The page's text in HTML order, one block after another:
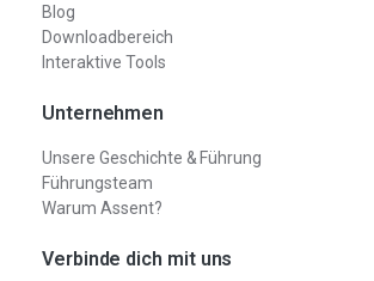
Blog
Downloadbereich
Interaktive Tools
Unternehmen
Unsere Geschichte & Führung
Führungsteam
Warum Assent?
Verbinde dich mit uns